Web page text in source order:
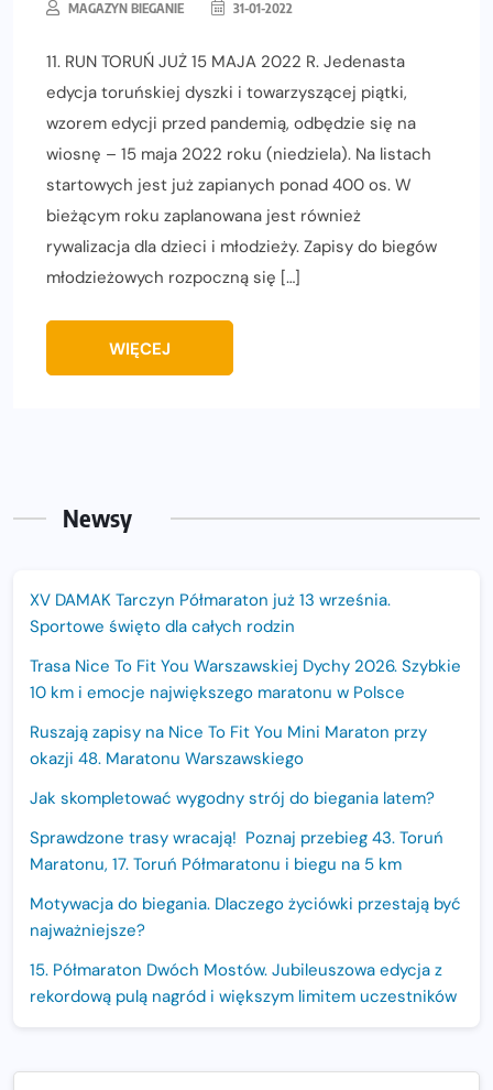
MAGAZYN BIEGANIE 31-01-2022
11. RUN TORUŃ JUŻ 15 MAJA 2022 R. Jedenasta
edycja toruńskiej dyszki i towarzyszącej piątki,
wzorem edycji przed pandemią, odbędzie się na
wiosnę – 15 maja 2022 roku (niedziela). Na listach
startowych jest już zapianych ponad 400 os. W
bieżącym roku zaplanowana jest również
rywalizacja dla dzieci i młodzieży. Zapisy do biegów
młodzieżowych rozpoczną się […]
WIĘCEJ
Newsy
XV DAMAK Tarczyn Półmaraton już 13 września.
Sportowe święto dla całych rodzin
Trasa Nice To Fit You Warszawskiej Dychy 2026. Szybkie
10 km i emocje największego maratonu w Polsce
Ruszają zapisy na Nice To Fit You Mini Maraton przy
okazji 48. Maratonu Warszawskiego
Jak skompletować wygodny strój do biegania latem?
Sprawdzone trasy wracają! Poznaj przebieg 43. Toruń
Maratonu, 17. Toruń Półmaratonu i biegu na 5 km
Motywacja do biegania. Dlaczego życiówki przestają być
najważniejsze?
15. Półmaraton Dwóch Mostów. Jubileuszowa edycja z
rekordową pulą nagród i większym limitem uczestników